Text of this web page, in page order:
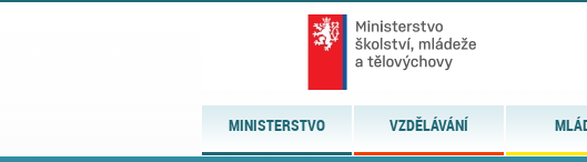
MINISTERSTVO VZDĚLÁVÁNÍ